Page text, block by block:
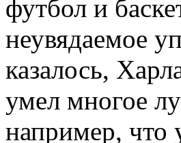
футбол и
неувядаемое
казалось,
умел многое
например, что